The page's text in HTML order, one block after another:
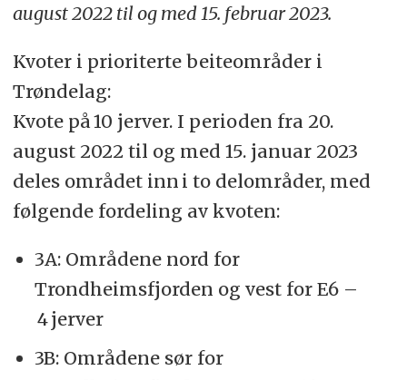
august 2022 til og med 15. februar 2023.
Kvoter i prioriterte beiteområder i
Trøndelag:
Kvote på 10 jerver. I perioden fra 20.
august 2022 til og med 15. januar 2023
deles området inn i to delområder, med
følgende fordeling av kvoten:
3A: Områdene nord for
Trondheimsfjorden og vest for E6 –
4 jerver
3B: Områdene sør for